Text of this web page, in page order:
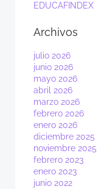
EDUCAFINDEX
Archivos
julio 2026
junio 2026
mayo 2026
abril 2026
marzo 2026
febrero 2026
enero 2026
diciembre 2025
noviembre 2025
febrero 2023
enero 2023
junio 2022